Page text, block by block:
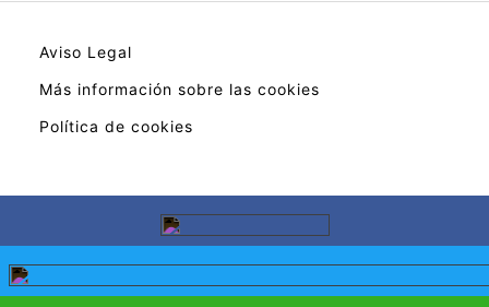
Aviso Legal
Más información sobre las cookies
Política de cookies
los requisitos aplicable.